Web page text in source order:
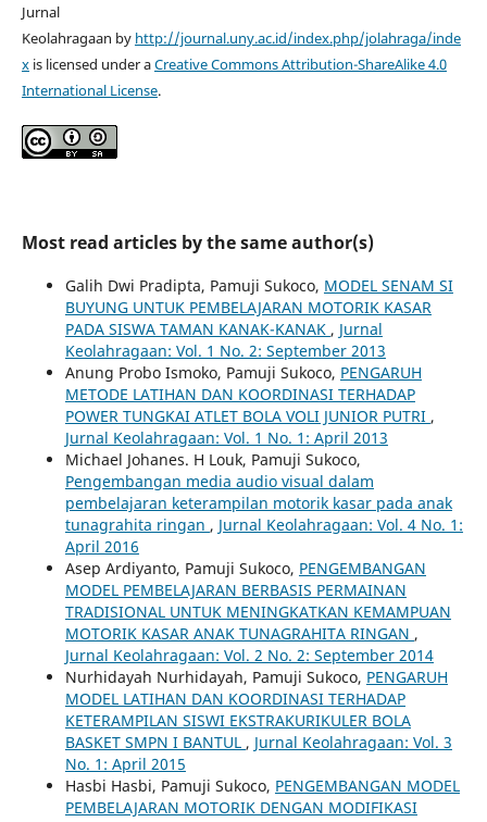
Jurnal
Keolahragaan by http://journal.uny.ac.id/index.php/jolahraga/inde
xis licensed under aCreative Commons Attribution-ShareAlike 4.0
International License.
Most read articles by the same author(s)
Galih Dwi Pradipta, Pamuji Sukoco, MODEL SENAM SI
BUYUNG UNTUK PEMBELAJARAN MOTORIK KASAR
PADA SISWA TAMAN KANAK-KANAK , Jurnal
Keolahragaan: Vol. 1 No. 2: September 2013
Anung Probo Ismoko, Pamuji Sukoco, PENGARUH
METODE LATIHAN DAN KOORDINASI TERHADAP
POWER TUNGKAI ATLET BOLA VOLI JUNIOR PUTRI ,
Jurnal Keolahragaan: Vol. 1 No. 1: April 2013
Michael Johanes. H Louk, Pamuji Sukoco,
Pengembangan media audio visual dalam
pembelajaran keterampilan motorik kasar pada anak
tunagrahita ringan , Jurnal Keolahragaan: Vol. 4 No. 1:
April 2016
Asep Ardiyanto, Pamuji Sukoco, PENGEMBANGAN
MODEL PEMBELAJARAN BERBASIS PERMAINAN
TRADISIONAL UNTUK MENINGKATKAN KEMAMPUAN
MOTORIK KASAR ANAK TUNAGRAHITA RINGAN ,
Jurnal Keolahragaan: Vol. 2 No. 2: September 2014
Nurhidayah Nurhidayah, Pamuji Sukoco, PENGARUH
MODEL LATIHAN DAN KOORDINASI TERHADAP
KETERAMPILAN SISWI EKSTRAKURIKULER BOLA
BASKET SMPN I BANTUL , Jurnal Keolahragaan: Vol. 3
No. 1: April 2015
Hasbi Hasbi, Pamuji Sukoco, PENGEMBANGAN MODEL
PEMBELAJARAN MOTORIK DENGAN MODIFIKASI